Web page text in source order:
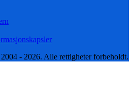
- 2026. Alle rettigheter forbeholdt.